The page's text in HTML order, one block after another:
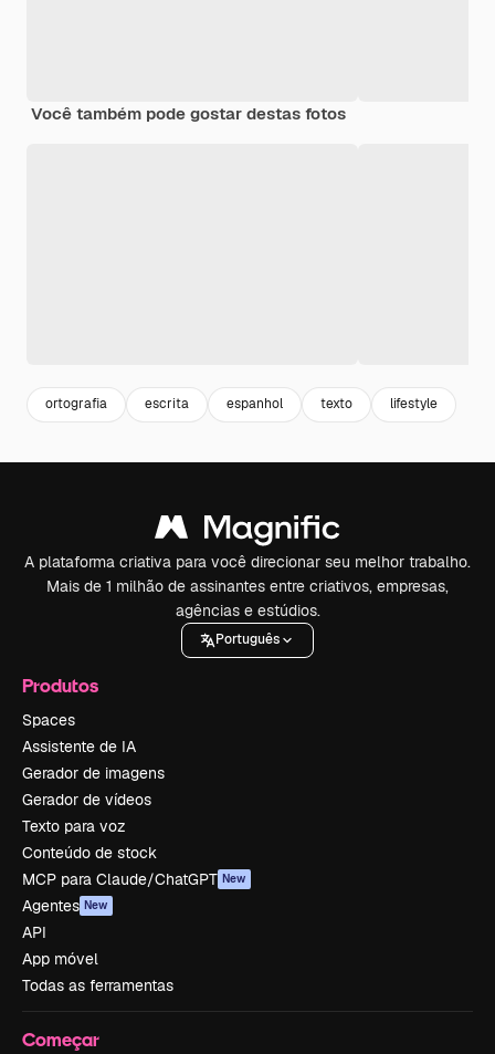
Você também pode gostar destas fotos
ortografia escrita espanhol texto lifestyle
A plataforma criativa para você direcionar seu melhor trabalho.
Mais de 1 milhão de assinantes entre criativos, empresas,
agências e estúdios.
Português
Produtos
Spaces
Assistente de IA
Gerador de imagens
Gerador de vídeos
Texto para voz
Conteúdo de stock
MCP para Claude/ChatGPT New
Agentes New
API
App móvel
Todas as ferramentas
Começar